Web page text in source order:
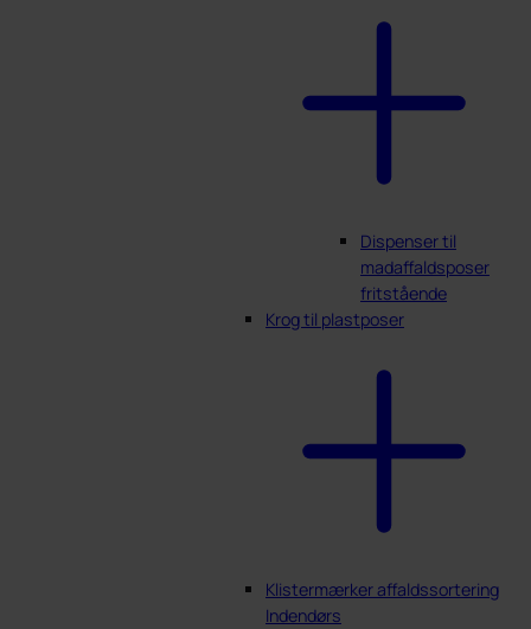
Dispenser til
madaffaldsposer
fritstående
Krog til plastposer
Klistermærker affaldssortering
Indendørs